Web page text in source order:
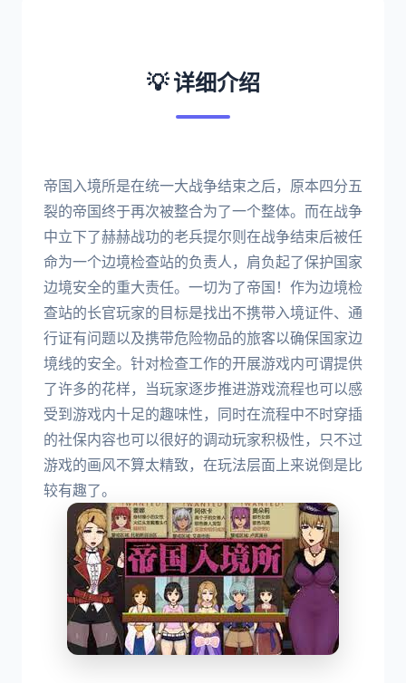
💡 详细介绍
帝国入境所是在统一大战争结束之后，原本四分五
裂的帝国终于再次被整合为了一个整体。而在战争
中立下了赫赫战功的老兵提尔则在战争结束后被任
命为一个边境检查站的负责人，肩负起了保护国家
边境安全的重大责任。一切为了帝国！作为边境检
查站的长官玩家的目标是找出不携带入境证件、通
行证有问题以及携带危险物品的旅客以确保国家边
境线的安全。针对检查工作的开展游戏内可谓提供
了许多的花样，当玩家逐步推进游戏流程也可以感
受到游戏内十足的趣味性，同时在流程中不时穿插
的社保内容也可以很好的调动玩家积极性，只不过
游戏的画风不算太精致，在玩法层面上来说倒是比
较有趣了。